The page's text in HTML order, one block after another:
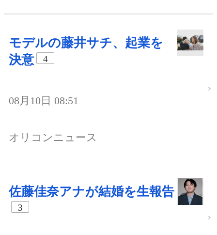
モデルの藤井サチ、起業を
決意
4
08月10日 08:51
オリコンニュース
佐藤佳奈アナが結婚を生報告
3